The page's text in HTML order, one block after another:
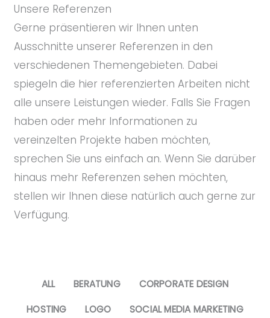
Unsere Referenzen
Gerne präsentieren wir Ihnen unten
Ausschnitte unserer Referenzen in den
verschiedenen Themengebieten. Dabei
spiegeln die hier referenzierten Arbeiten nicht
alle unsere Leistungen wieder. Falls Sie Fragen
haben oder mehr Informationen zu
vereinzelten Projekte haben möchten,
sprechen Sie uns einfach an. Wenn Sie darüber
hinaus mehr Referenzen sehen möchten,
stellen wir Ihnen diese natürlich auch gerne zur
Verfügung.
ALL BERATUNG CORPORATE DESIGN
HOSTING LOGO SOCIAL MEDIA MARKETING